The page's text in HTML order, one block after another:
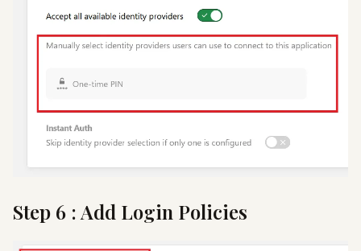
Step 6 : Add Login Policies